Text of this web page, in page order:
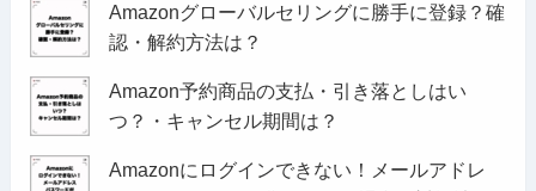
Amazonグローバルセリングに勝手に登録？確
認・解約方法は？
Amazon予約商品の支払・引き落としはい
つ？・キャンセル期間は？
Amazonにログインできない！メールアドレ